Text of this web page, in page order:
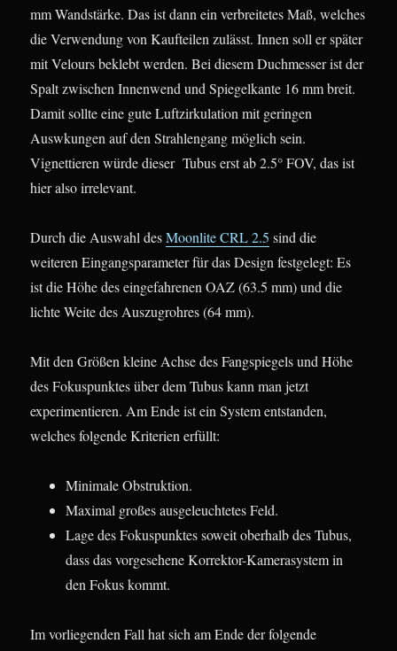
mm Wandstärke. Das ist dann ein verbreitetes Maß, welches
die Verwendung von Kaufteilen zulässt. Innen soll er später
mit Velours beklebt werden. Bei diesem Duchmesser ist der
Spalt zwischen Innenwend und Spiegelkante 16 mm breit.
Damit sollte eine gute Luftzirkulation mit geringen
Auswkungen auf den Strahlengang möglich sein.
Vignettieren würde dieser Tubus erst ab 2.5° FOV, das ist
hier also irrelevant.
Durch die Auswahl desMoonlite CRL 2.5 sind die
weiteren Eingangsparameter für das Design festgelegt: Es
ist die Höhe des eingefahrenen OAZ (63.5 mm) und die
lichte Weite des Auszugrohres (64 mm).
Mit den Größen kleine Achse des Fangspiegels und Höhe
des Fokuspunktes über dem Tubus kann man jetzt
experimentieren. Am Ende ist ein System entstanden,
welches folgende Kriterien erfüllt:
Minimale Obstruktion.
Maximal großes ausgeleuchtetes Feld.
Lage des Fokuspunktes soweit oberhalb des Tubus,
dass das vorgesehene Korrektor-Kamerasystem in
den Fokus kommt.
Im vorliegenden Fall hat sich am Ende der folgende